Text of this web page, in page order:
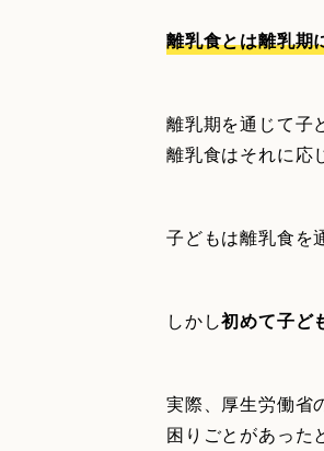
離乳食とは離乳期
離乳期を通じて子
離乳食はそれに応
子どもは離乳食を
しかし初めて子ど
実際、厚生労働省
困りごとがあった